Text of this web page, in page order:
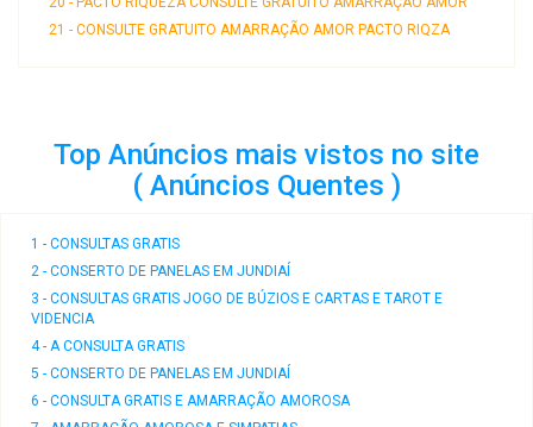
21 - CONSULTE GRATUITO AMARRAÇÃO AMOR PACTO RIQZA
Top Anúncios mais vistos no site
( Anúncios Quentes )
1 - CONSULTAS GRATIS
2 - CONSERTO DE PANELAS EM JUNDIAÍ
3 - CONSULTAS GRATIS JOGO DE BÚZIOS E CARTAS E TAROT E
VIDENCIA
4 - A CONSULTA GRATIS
5 - CONSERTO DE PANELAS EM JUNDIAÍ
6 - CONSULTA GRATIS E AMARRAÇÃO AMOROSA